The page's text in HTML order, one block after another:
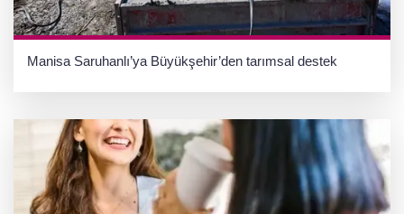
Manisa Saruhanlı’ya Büyükşehir’den tarımsal destek